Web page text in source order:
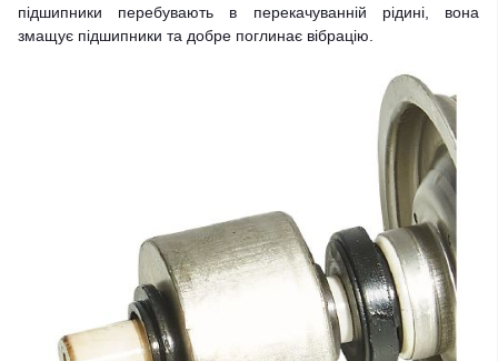
підшипники перебувають в перекачуванній рідині, вона
змащує підшипники та добре поглинає вібрацію.